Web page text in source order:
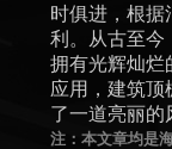
时俱进，根据
利。从古至今
拥有光辉灿烂
应用，建筑顶
了一道亮丽的
注：本文章均是